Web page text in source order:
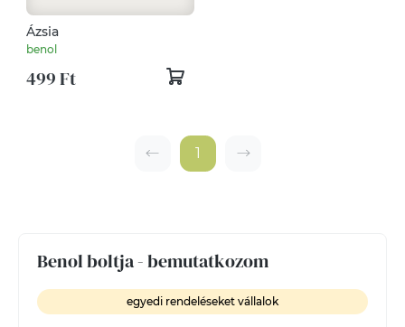
Benol boltja - bemutatkozom
egyedi rendeléseket vállalok
Ázsia
benol
499 Ft
1